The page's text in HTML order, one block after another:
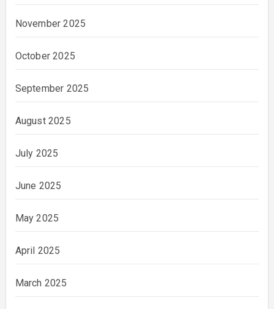
November 2025
October 2025
September 2025
August 2025
July 2025
June 2025
May 2025
April 2025
March 2025